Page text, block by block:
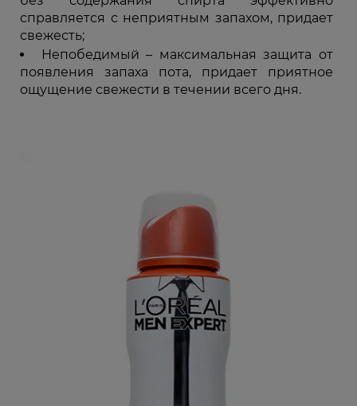
справляется с неприятным запахом, придает
свежесть;
Непобедимый – максимальная защита от
появления запаха пота, придает приятное
ощущение свежести в течении всего дня.